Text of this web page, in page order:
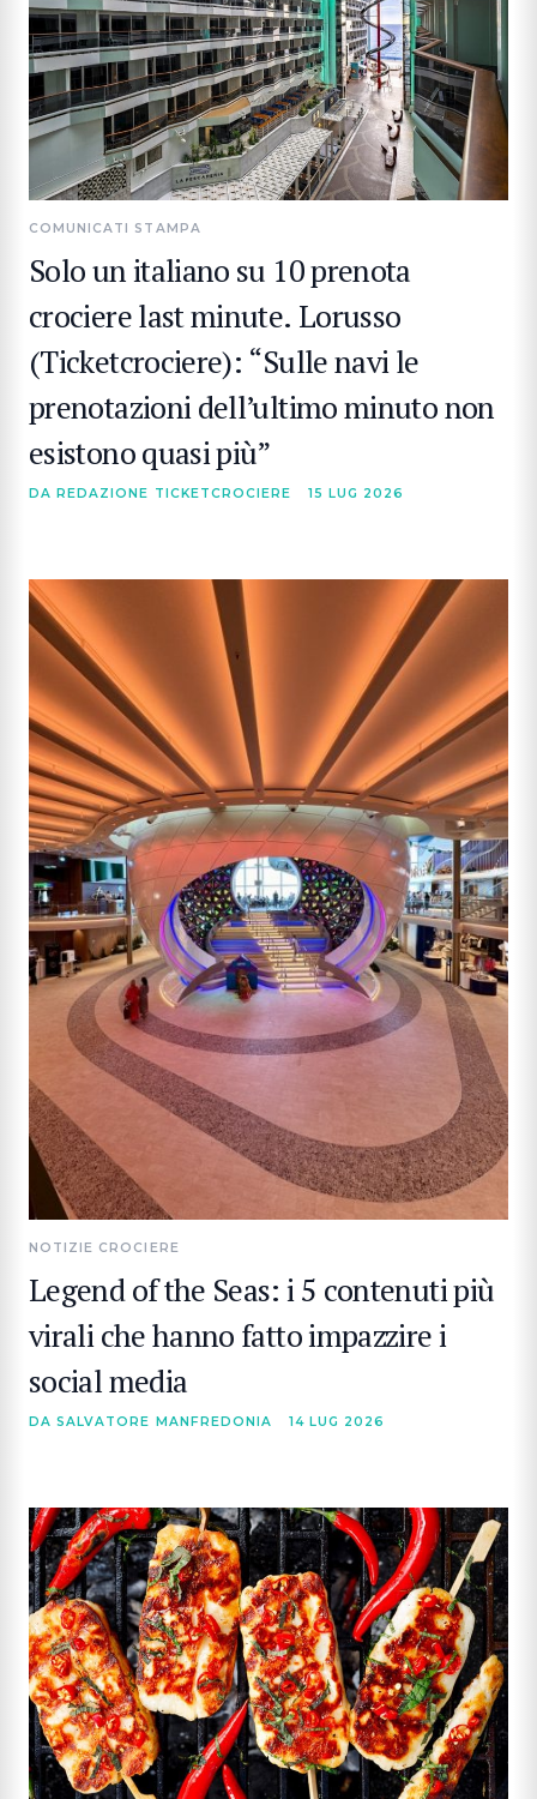
COMUNICATI STAMPA
Solo un italiano su 10 prenota
crociere last minute. Lorusso
(Ticketcrociere): “Sulle navi le
prenotazioni dell’ultimo minuto non
esistono quasi più”
DA REDAZIONE TICKETCROCIERE 15 LUG 2026
NOTIZIE CROCIERE
Legend of the Seas: i 5 contenuti più
virali che hanno fatto impazzire i
social media
DA SALVATORE MANFREDONIA 14 LUG 2026